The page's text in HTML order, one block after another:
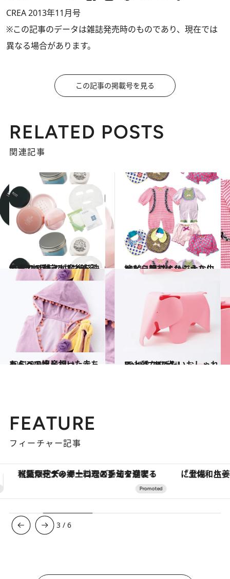
CREA 2013年11月号
※この記事のデータは雑誌発売時のものであり、現在では
異なる場合があります。
この記事の掲載号を見る
RELATED POSTS
関連記事
2012.10.28
出産1カ月前のママ美容。ここでの動きが産後を決める
ライフスタイル 2011.10.27
ベビー服 オリジナル生地なら絶対にかぶらない
ライフスタイル
2011.9.5
もらって嬉しかった赤ちゃんへの出産祝い
ライフスタイル 2011.8.19
Babyにあげたいおしゃれで上質な17点
ライフスタイル
FEATURE
フィーチャー記事
「土佐和ハーブかき氷」がOMO7高知に登場！生姜、山椒、大葉など目にも舌にも涼を呼ぶ郷土の味
3 /6